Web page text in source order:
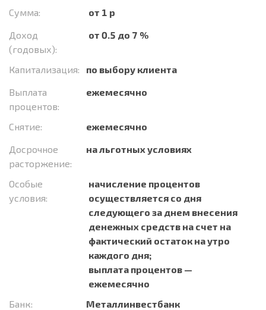
Сумма:
от 1 р
Доход
(годовых):
от 0.5 до 7 %
Капитализация:
по выбору клиента
Выплата
процентов:
ежемесячно
Снятие:
ежемесячно
Досрочное
расторжение:
на льготных условиях
Особые
условия:
начисление процентов
осуществляется со дня
следующего за днем внесения
денежных средств на счет на
фактический остаток на утро
каждого дня;
выплата процентов —
ежемесячно
Банк:
Металлинвестбанк